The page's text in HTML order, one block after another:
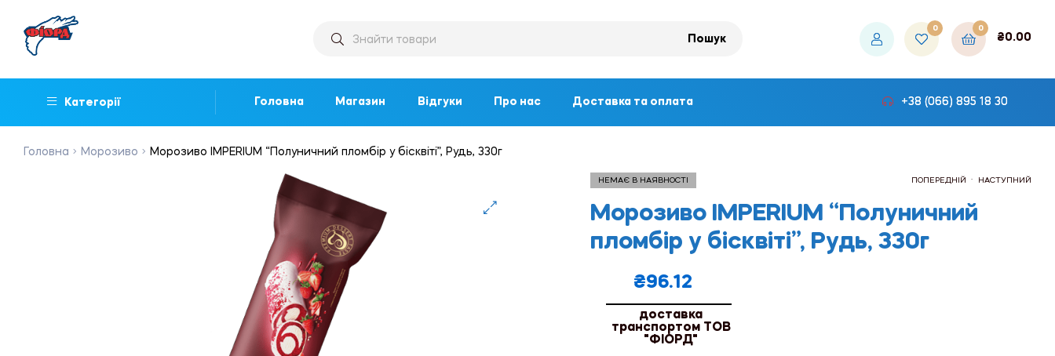
Пошук
0 0
₴0.00
Категорії Головна Магазин Відгуки Про нас Доставка та оплата +38 (066) 895 18 30
Головна Морозиво Морозиво IMPERIUM “Полуничний пломбір у бісквіті”, Рудь, 330г
ПОПЕРЕДНІЙ
₴96.12
НАСТУПНИЙ
₴141.30
НЕМАЄ В НАЯВНОСТІ
Морозиво IMPERIUM “Полуничний
пломбір у бісквіті”, Рудь, 330г
₴96.12
доставка
транспортом ТОВ
"ФІОРД"